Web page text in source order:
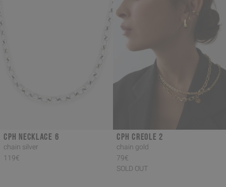
CPH NECKLACE 6
chain silver
119€
CPH CREOLE 2
chain gold
79€
SOLD OUT